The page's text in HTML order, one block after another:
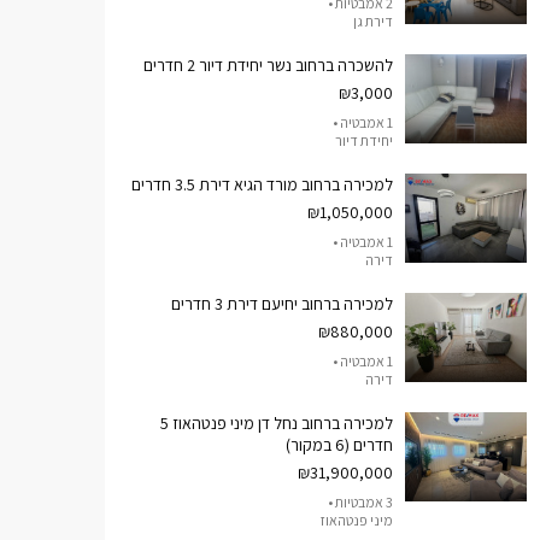
דירת גן
להשכרה ברחוב נשר יחידת דיור 2 חדרים
₪3,000
1 אמבטיה •
יחידת דיור
למכירה ברחוב מורד הגיא דירת 3.5 חדרים
₪1,050,000
1 אמבטיה •
דירה
למכירה ברחוב יחיעם דירת 3 חדרים
₪880,000
1 אמבטיה •
דירה
למכירה ברחוב נחל דן מיני פנטהאוז 5
חדרים (6 במקור)
₪31,900,000
3 אמבטיות •
מיני פנטהאוז